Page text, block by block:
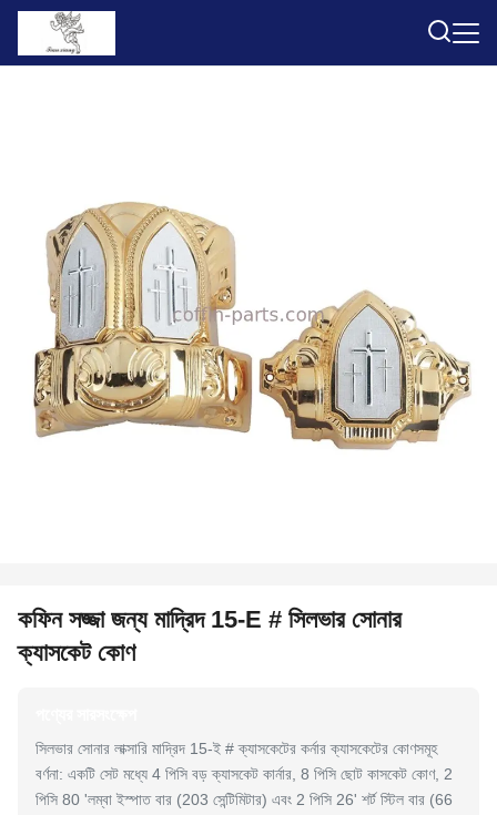
কফিন সজ্জা জন্য মাদ্রিদ 15-E # সিলভার সোনার
ক্যাসকেট কোণ
সিলভার সোনার লাক্সারি মাদ্রিদ 15-ই # ক্যাসকেটের কর্নার ক্যাসকেটের কোণসমূহ
বর্ণনা: একটি সেট মধ্যে 4 পিসি বড় ক্যাসকেট কার্নার, 8 পিসি ছোট কাসকেট কোণ, 2
পিসি 80 'লম্বা ইস্পাত বার (203 সেন্টিমিটার) এবং 2 পিসি 26' শর্ট স্টিল বার (66